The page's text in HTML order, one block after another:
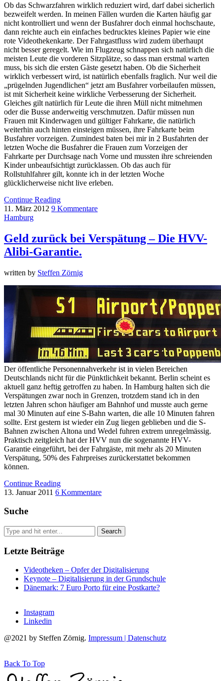
Ob das Schwarzfahren wirklich reduziert wird, darf dabei sicherlich
bezweifelt werden. In meinen Fällen wurden die Karten häufig gar
nicht kontrolliert und wenn der Busfahrer doch einmal hochschaute,
dann reichte auch ein einfaches bedrucktes kleines Papier wie eine
rote Videothekenkarte. Der Fahrgastfluss wird zudem überhaupt
nicht besser geregelt. Wie im Flugzeug schnappen sich natürlich die
meisten Leute die vorderen Sitzplätze, so dass man erstmal warten
muss, bis sich die ersten Gäste gesetzt haben. Ob die Sicherheit
wirklich verbessert wird, ist natürlich ebenfalls fraglich. Nur weil die
„prügelnden Jugendlichen“ jetzt am Busfahrer vorbeilaufen müssen,
ist mit Sicherheit keine wirkliche Verbesserung der Sicherheit.
Gleiches gilt natürlich für Leute die ihren Müll nicht mitnehmen
oder die Busse anderweitig verschmutzen. Dafür müssen nun
Frauen mit Kinderwagen und gültiger Fahrkarte, die natürlich
weiterhin auch hinten einsteigen müssen, ihre Fahrkarte beim
Busfahrer vorzeigen. Zumindest baten bei mir in 2 Busfahrten der
letzten Woche die Busfahrer die Frauen zum Vorzeigen der
Fahrkarte per Durchsage nach Vorne und mussten ihre schreienden
Kinder unbeaufsichtigt zurücklassen. Ob das auch für
Rollstuhlfahrer gilt, konnte ich in der letzten Woche
glücklicherweise nicht live erleben.
Continue Reading
11. März 2012 9 Kommentare
Hamburg
Geld zurück bei Verspätung – Die HVV-
Alibi-Garantie.
written by Steffen Zörnig
Der öffentliche Personennahverkehr ist in vielen Bereichen
Deutschlands nicht für die Pünktlichkeit bekannt. Berlin scheint es
aktuell ganz heftig getroffen zu haben. In Hamburg halten sich die
Verspätungen zwar noch in Grenzen, trotzdem stand ich in den
letzten Jahren schon häufiger am Bahnhof und musste auch gerne
mal 30 Minuten auf eine S-Bahn warten, die alle 10 Minuten fahren
sollte. Erst gestern ist wieder ein Zug liegen geblieben und die S-
Bahnen zwischen Altona und Wedel fuhren extrem unregelmässig.
Praktisch zeitgleich hat der HVV nun die sogenannte HVV-
Garantie eingeführt, bei der Fahrgäste, mit mehr als 20 Minuten
Verspätung, 50% des Fahrpreises zurückerstattet bekommen
können.
Continue Reading
13. Januar 2011 6 Kommentare
Suche
Letzte Beiträge
Videotheken – Opfer der Digitalisierung
Keynote – Digitalisierung in der Grundschule
Dänemark: 7 Euro Porto für eine Postkarte?
Instagram
Linkedin
@2021 by Steffen Zörnig. Impressum | Datenschutz
Back To Top